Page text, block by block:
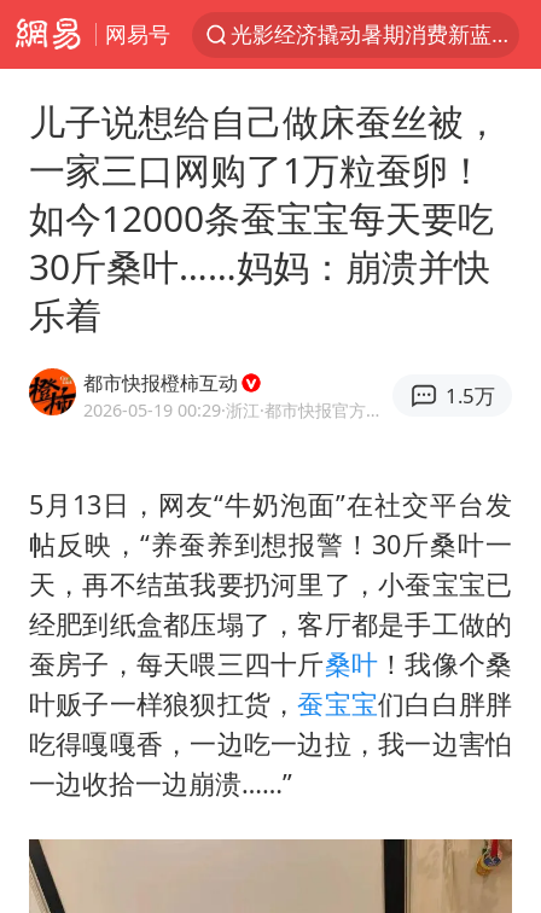
网易号
陈思诚零点晒照为佟丽娅庆生
情侣平潭拍日出坠崖1死1伤
全民健身事业高质量发展
检测列车撞人致11死2伤 涉事单位被罚
几元成本的AI广告导致千万市值蒸发
老挝国会主席赛宋蓬逝世
购飞机票7分钟后退票被扣2022元
白海豚将正面袭击贯穿浙江
酒店回应车内过夜被收150元
黄金牛市回来了吗
乐享全民健身 共筑健康中国
儿子说想给自己做床蚕丝被，
一家三口网购了1万粒蚕卵！
如今12000条蚕宝宝每天要吃
30斤桑叶……妈妈：崩溃并快
乐着
都市快报橙柿互动
2026-05-19 00:29·浙江 ·都市快报官方网易号
1.5万
5月13日，网友“牛奶泡面”在社交平台发
帖反映，“养蚕养到想报警！30斤桑叶一
天，再不结茧我要扔河里了，小蚕宝宝已
经肥到纸盒都压塌了，客厅都是手工做的
蚕房子，每天喂三四十斤桑叶 ！我像个桑
叶贩子一样狼狈扛货，蚕宝宝们白白胖胖
吃得嘎嘎香，一边吃一边拉，我一边害怕
一边收拾一边崩溃……”